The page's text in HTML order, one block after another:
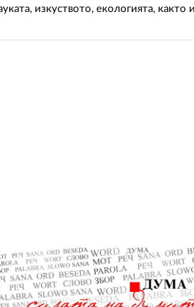
изкуството, екологията, както